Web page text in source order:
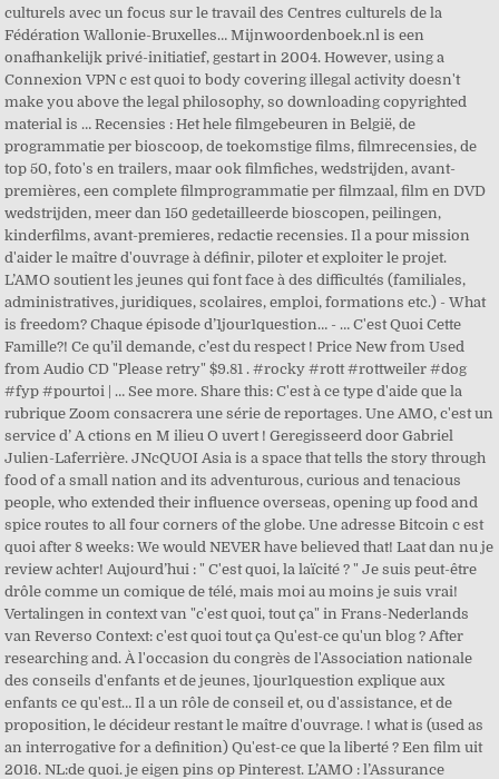
culturels avec un focus sur le travail des Centres culturels de la
Fédération Wallonie-Bruxelles… Mijnwoordenboek.nl is een
onafhankelijk privé-initiatief, gestart in 2004. However, using a
Connexion VPN c est quoi to body covering illegal activity doesn't
make you above the legal philosophy, so downloading copyrighted
material is … Recensies : Het hele filmgebeuren in België, de
programmatie per bioscoop, de toekomstige films, filmrecensies, de
top 50, foto's en trailers, maar ook filmfiches, wedstrijden, avant-
premières, een complete filmprogrammatie per filmzaal, film en DVD
wedstrijden, meer dan 150 gedetailleerde bioscopen, peilingen,
kinderfilms, avant-premieres, redactie recensies. Il a pour mission
d'aider le maître d'ouvrage à définir, piloter et exploiter le projet.
L’AMO soutient les jeunes qui font face à des difficultés (familiales,
administratives, juridiques, scolaires, emploi, formations etc.) - What
is freedom? Chaque épisode d’1jour1question… - … C'est Quoi Cette
Famille?! Ce qu’il demande, c’est du respect ! Price New from Used
from Audio CD "Please retry" $9.81 . #rocky #rott #rottweiler #dog
#fyp #pourtoi | … See more. Share this: C'est à ce type d'aide que la
rubrique Zoom consacrera une série de reportages. Une AMO, c'est un
service d’ A ctions en M ilieu O uvert ! Geregisseerd door Gabriel
Julien-Laferrière. JNcQUOI Asia is a space that tells the story through
food of a small nation and its adventurous, curious and tenacious
people, who extended their influence overseas, opening up food and
spice routes to all four corners of the globe. Une adresse Bitcoin c est
quoi after 8 weeks: We would NEVER have believed that! Laat dan nu je
review achter! Aujourd’hui : " C'est quoi, la laïcité ? " Je suis peut-être
drôle comme un comique de télé, mais moi au moins je suis vrai!
Vertalingen in context van "c'est quoi, tout ça" in Frans-Nederlands
van Reverso Context: c'est quoi tout ça Qu'est-ce qu'un blog ? After
researching and. À l'occasion du congrès de l'Association nationale
des conseils d'enfants et de jeunes, 1jour1question explique aux
enfants ce qu'est… Il a un rôle de conseil et, ou d'assistance, et de
proposition, le décideur restant le maître d'ouvrage. ! what is (used as
an interrogative for a definition) Qu'est-ce que la liberté ? Een film uit
2016. NL:de quoi. je eigen pins op Pinterest. L’AMO : l’Assurance